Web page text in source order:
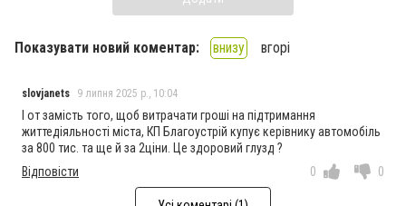
Показувати новий коментар: внизу вгорі
slovjanets 9 липня 2025 р., 10:04
І от замість того, щоб витрачати гроші на підтримання
життедіяльності міста, КП Благоустрій купує керівнику автомобіль
за 800 тис. та ще й за 2ціни. Це здоровий глузд ?
Відповісти
0 0